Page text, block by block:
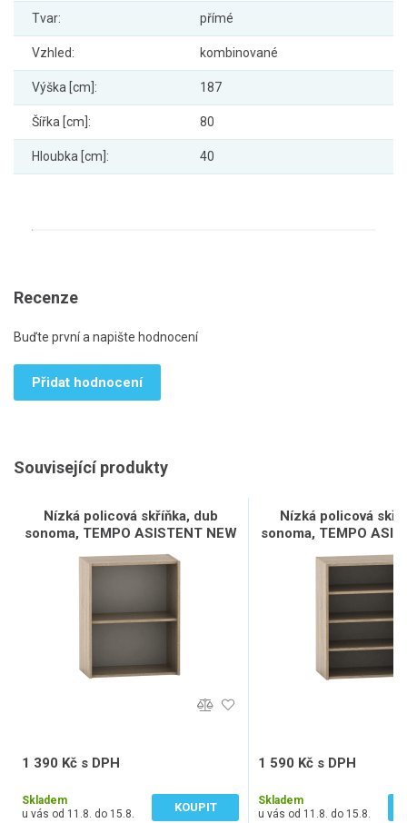
Tvar: přímé
Vzhled: kombinované
Výška [cm]: 187
Šířka [cm]: 80
Hloubka [cm]: 40
Recenze
Buďte první a napište hodnocení
Přidat hodnocení
Související produkty
Nízká policová skříňka, dub
sonoma, TEMPO ASISTENT NEW
1 390 Kč s DPH
Skladem
u vás od 11.8. do 15.8.
KOUPIT
Nízká policová
sonoma, TEMPO
1 590 Kč s DPH
Skladem
u vás od 11.8. do 15.8.